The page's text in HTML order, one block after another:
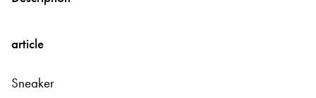
article
Sneaker